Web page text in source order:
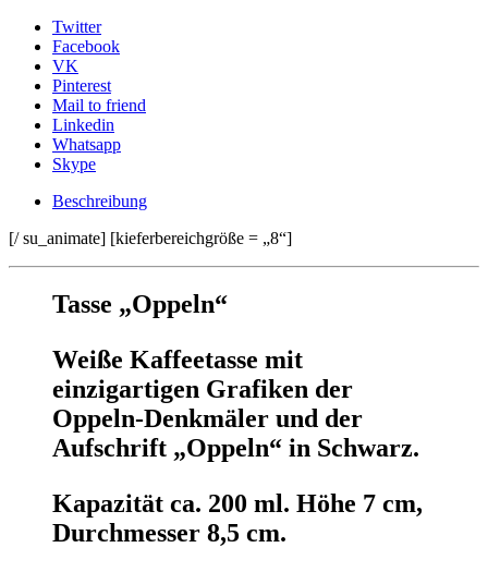
Twitter
Facebook
VK
Pinterest
Mail to friend
Linkedin
Whatsapp
Skype
Beschreibung
[/ su_animate] [kieferbereichgröße = „8“]
Tasse „Oppeln“
Weiße Kaffeetasse mit
einzigartigen Grafiken der
Oppeln-Denkmäler und der
Aufschrift „Oppeln“ in Schwarz.
Kapazität ca. 200 ml. Höhe 7 cm,
Durchmesser 8,5 cm.